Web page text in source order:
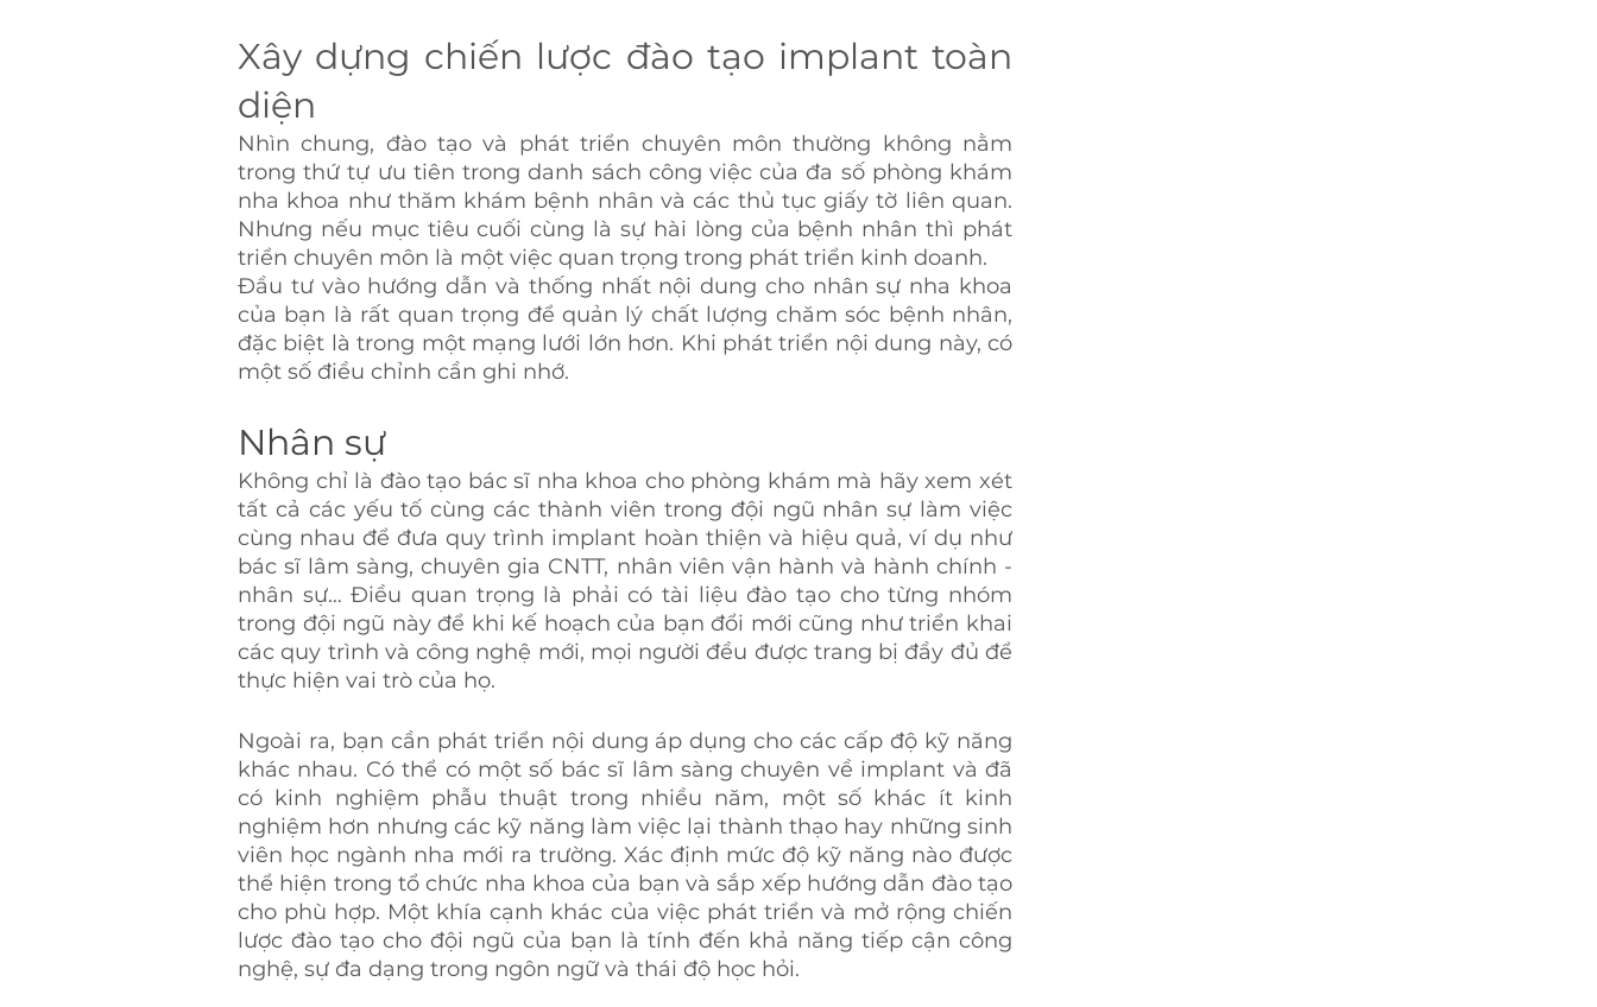
Xây dựng chiến lược đào tạo implant toàn
diện
Nhìn chung, đào tạo và phát triển chuyên môn thường không nằm
trong thứ tự ưu tiên trong danh sách công việc của đa số phòng khám
nha khoa như thăm khám bệnh nhân và các thủ tục giấy tờ liên quan.
Nhưng nếu mục tiêu cuối cùng là sự hài lòng của bệnh nhân thì phát
triển chuyên môn là một việc quan trọng trong phát triển kinh doanh.
Đầu tư vào hướng dẫn và thống nhất nội dung cho nhân sự nha khoa
của bạn là rất quan trọng để quản lý chất lượng chăm sóc bệnh nhân,
đặc biệt là trong một mạng lưới lớn hơn. Khi phát triển nội dung này, có
một số điều chỉnh cần ghi nhớ.
Nhân sự
Không chỉ là đào tạo bác sĩ nha khoa cho phòng khám mà hãy xem xét
tất cả các yếu tố cùng các thành viên trong đội ngũ nhân sự làm việc
cùng nhau để đưa quy trình implant hoàn thiện và hiệu quả, ví dụ như
bác sĩ lâm sàng, chuyên gia CNTT, nhân viên vận hành và hành chính -
nhân sự… Điều quan trọng là phải có tài liệu đào tạo cho từng nhóm
trong đội ngũ này để khi kế hoạch của bạn đổi mới cũng như triển khai
các quy trình và công nghệ mới, mọi người đều được trang bị đầy đủ để
thực hiện vai trò của họ.
Ngoài ra, bạn cần phát triển nội dung áp dụng cho các cấp độ kỹ năng
khác nhau. Có thể có một số bác sĩ lâm sàng chuyên về implant và đã
có kinh nghiệm phẫu thuật trong nhiều năm, một số khác ít kinh
nghiệm hơn nhưng các kỹ năng làm việc lại thành thạo hay những sinh
viên học ngành nha mới ra trường. Xác định mức độ kỹ năng nào được
thể hiện trong tổ chức nha khoa của bạn và sắp xếp hướng dẫn đào tạo
cho phù hợp. Một khía cạnh khác của việc phát triển và mở rộng chiến
lược đào tạo cho đội ngũ của bạn là tính đến khả năng tiếp cận công
nghệ, sự đa dạng trong ngôn ngữ và thái độ học hỏi.